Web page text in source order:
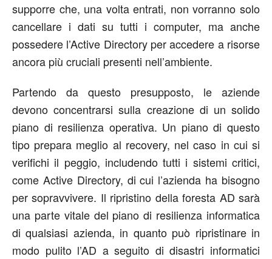
supporre che, una volta entrati, non vorranno solo
cancellare i dati su tutti i computer, ma anche
possedere l’Active Directory per accedere a risorse
ancora più cruciali presenti nell’ambiente.
Partendo da questo presupposto, le aziende
devono concentrarsi sulla creazione di un solido
piano di resilienza operativa. Un piano di questo
tipo prepara meglio al recovery, nel caso in cui si
verifichi il peggio, includendo tutti i sistemi critici,
come Active Directory, di cui l’azienda ha bisogno
per sopravvivere. Il ripristino della foresta AD sarà
una parte vitale del piano di resilienza informatica
di qualsiasi azienda, in quanto può ripristinare in
modo pulito l’AD a seguito di disastri informatici